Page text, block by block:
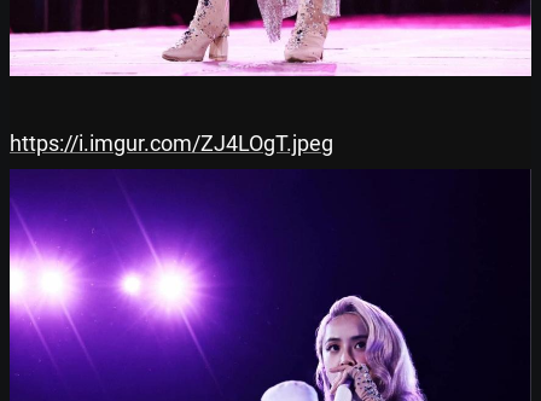
https://i.imgur.com/ZJ4LOgT.jpeg